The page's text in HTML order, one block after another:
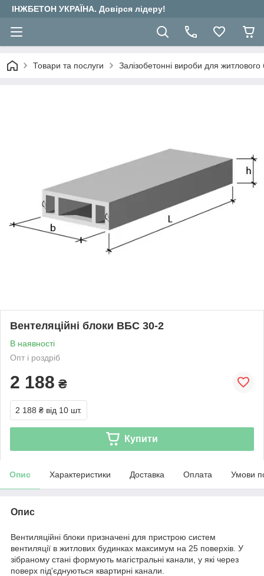
ІНЖБЕТОН УКРАЇНА. Довірся лідеру!
Товари та послуги Залізобетонні вироби для житлового
Вентеляційні блоки ВБС 30-2
В наявності
Опт і роздріб
2 188 ₴
2 188 ₴ від 10 шт.
Купити
Опис Характеристики Доставка Оплата Умови
Опис
Вентиляційні блоки призначені для пристрою систем
вентиляції в житлових будинках максимум на 25 поверхів. У
зібраному стані формують магістральні канали, у які через
поверх під'єднуються квартирні канали.